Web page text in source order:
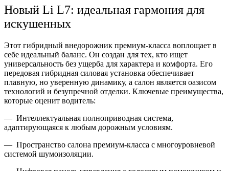
Новый Li L7: идеальная гармония для
искушенных
Этот гибридный внедорожник премиум-класса воплощает в
себе идеальный баланс. Он создан для тех, кто ищет
универсальность без ущерба для характера и комфорта. Его
передовая гибридная силовая установка обеспечивает
плавную, но уверенную динамику, а салон является оазисом
технологий и безупречной отделки. Ключевые преимущества,
которые оценит водитель:
— Интеллектуальная полноприводная система,
адаптирующаяся к любым дорожным условиям.
— Пространство салона премиум-класса с многоуровневой
системой шумоизоляции.